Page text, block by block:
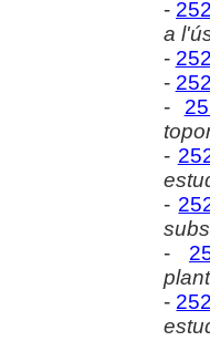
-
a
-
-
-
-
-
-
-